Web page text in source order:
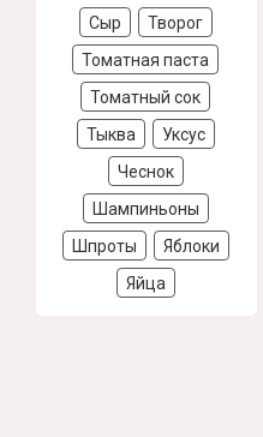
Сыр
Творог
Томатная паста
Томатный сок
Тыква
Уксус
Чеснок
Шампиньоны
Шпроты
Яблоки
Яйца